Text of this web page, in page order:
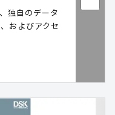
独自のデータ
およびアクセ